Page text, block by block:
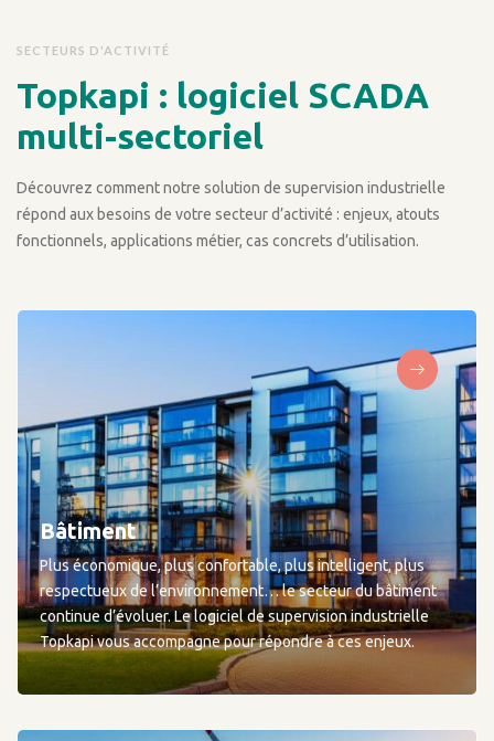
SECTEURS D'ACTIVITÉ
Topkapi : logiciel SCADA
multi-sectoriel
Découvrez comment notre solution de supervision industrielle
répond aux besoins de votre secteur d’activité : enjeux, atouts
fonctionnels, applications métier, cas concrets d’utilisation.
Bâtiment
Plus économique, plus confortable, plus intelligent, plus
respectueux de l’environnement… le secteur du bâtiment
continue d’évoluer. Le logiciel de supervision industrielle
Topkapi vous accompagne pour répondre à ces enjeux.